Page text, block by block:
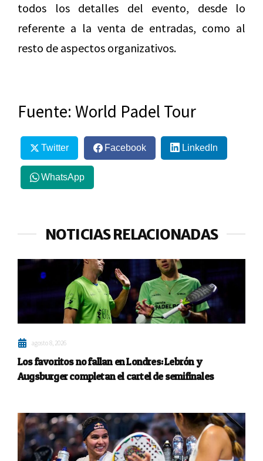
todos los detalles del evento, desde lo
referente a la venta de entradas, como al
resto de aspectos organizativos.
Fuente: World Padel Tour
Twitter Facebook LinkedIn
WhatsApp
NOTICIAS RELACIONADAS
agosto 8, 2026
Los favoritos no fallan en Londres: Lebrón y
Augsburger completan el cartel de semifinales